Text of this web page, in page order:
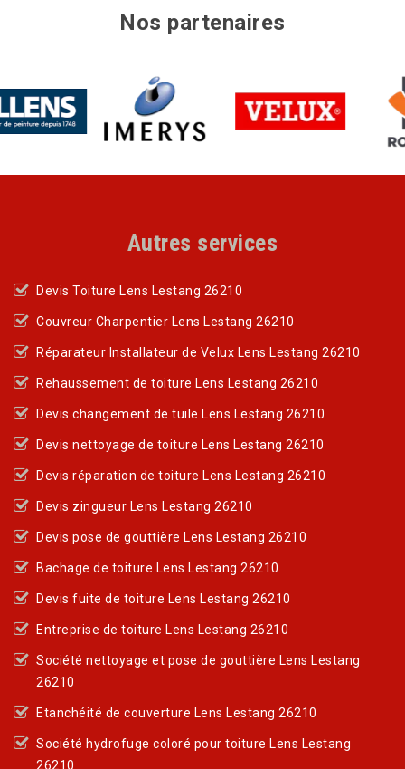
Nos partenaires
Autres services
Devis Toiture Lens Lestang 26210
Couvreur Charpentier Lens Lestang 26210
Réparateur Installateur de Velux Lens Lestang 26210
Rehaussement de toiture Lens Lestang 26210
Devis changement de tuile Lens Lestang 26210
Devis nettoyage de toiture Lens Lestang 26210
Devis réparation de toiture Lens Lestang 26210
Devis zingueur Lens Lestang 26210
Devis pose de gouttière Lens Lestang 26210
Bachage de toiture Lens Lestang 26210
Devis fuite de toiture Lens Lestang 26210
Entreprise de toiture Lens Lestang 26210
Société nettoyage et pose de gouttière Lens Lestang
26210
Etanchéité de couverture Lens Lestang 26210
Société hydrofuge coloré pour toiture Lens Lestang
26210